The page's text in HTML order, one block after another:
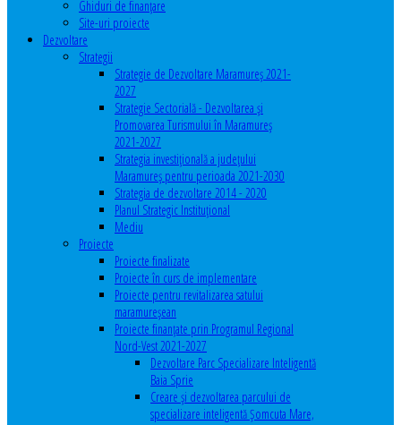
Ghiduri de finanţare
Site-uri proiecte
Dezvoltare
Strategii
Strategie de Dezvoltare Maramureș 2021-
2027
Strategie Sectorială - Dezvoltarea și
Promovarea Turismului în Maramureș
2021-2027
Strategia investiţională a județului
Maramureș pentru perioada 2021-2030
Strategia de dezvoltare 2014 - 2020
Planul Strategic Instituţional
Mediu
Proiecte
Proiecte finalizate
Proiecte în curs de implementare
Proiecte pentru revitalizarea satului
maramureşean
Proiecte finanțate prin Programul Regional
Nord-Vest 2021-2027
Dezvoltare Parc Specializare Inteligentă
Baia Sprie
Creare și dezvoltarea parcului de
specializare inteligentă Șomcuta Mare,